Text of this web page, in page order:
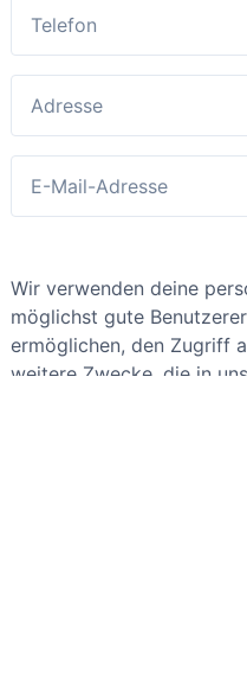
Wir verwenden deine
möglichst gute
ermöglichen, den Zugriff
weitere Zwecke, die in